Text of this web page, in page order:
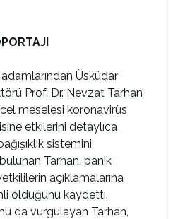
Üsküdar
Prof. Dr. Nevzat Tarhan
meselesi koronavirüs
etkilerini detaylıca
sistemini
Tarhan, panik
açıklamalarına
olduğunu kaydetti.
da vurgulayan Tarhan,